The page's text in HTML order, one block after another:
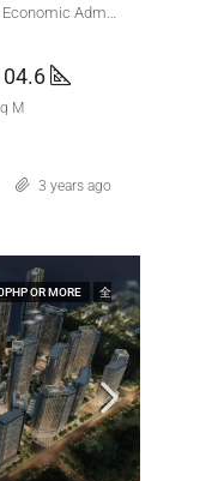
M
3 years ago
OR MORE 全